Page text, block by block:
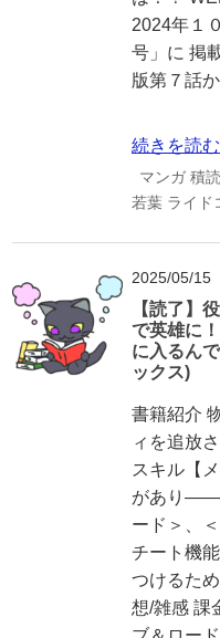
2024年１
号」に 掲
版第７話
続きを読む
マンガ 積
若葉 ライド
2025/05/15
【読了】
で英雄に
に入るん
ックス)
書籍紹介
ィを追放
スキル【
があり――
ード＞、
チート機
つけるた
想/雑感 課